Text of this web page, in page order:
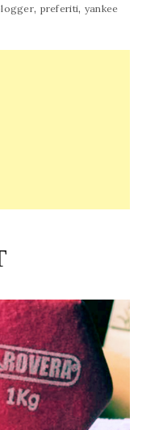
, preferiti, yankee